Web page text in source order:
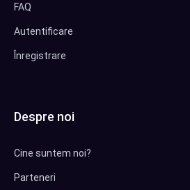
FAQ
Autentificare
Înregistrare
Despre noi
Cine suntem noi?
Parteneri